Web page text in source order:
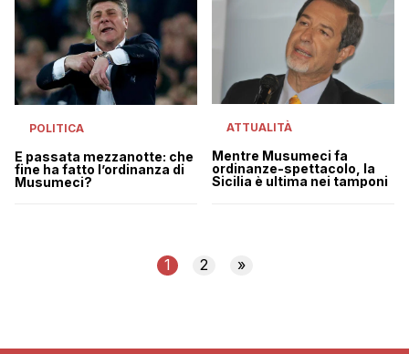
POLITICA
È passata mezzanotte: che
fine ha fatto l’ordinanza di
Musumeci?
ATTUALITÀ
Mentre Musumeci fa
ordinanze-spettacolo, la
Sicilia è ultima nei tamponi
1 2 »